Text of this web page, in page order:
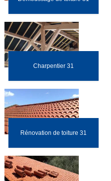
Charpentier 31
Rénovation de toiture 31